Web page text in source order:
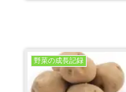
野菜の成長記録